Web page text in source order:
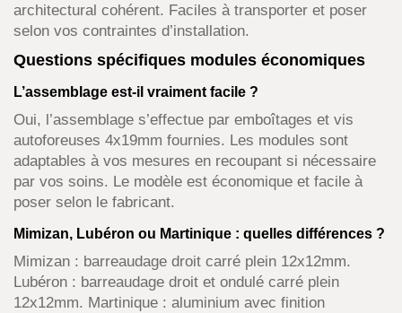
architectural cohérent. Faciles à transporter et poser
selon vos contraintes d’installation.
Questions spécifiques modules économiques
L’assemblage est-il vraiment facile ?
Oui, l’assemblage s’effectue par emboîtages et vis
autoforeuses 4x19mm fournies. Les modules sont
adaptables à vos mesures en recoupant si nécessaire
par vos soins. Le modèle est économique et facile à
poser selon le fabricant.
Mimizan, Lubéron ou Martinique : quelles différences ?
Mimizan : barreaudage droit carré plein 12x12mm.
Lubéron : barreaudage droit et ondulé carré plein
12x12mm. Martinique : aluminium avec finition